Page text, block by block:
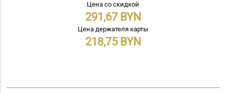
Цена со скидкой
291,67
Цена держателя карты
218,75